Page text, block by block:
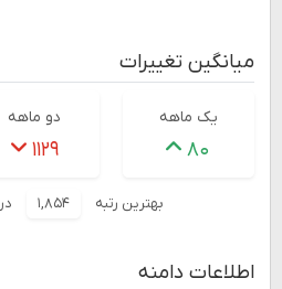
میانگین تغییرات
یک ماهه
۸۰
دو ماهه
۱۱۲۹
بهترین رتبه ۱,۸۵۴ در
اطلاعات دامنه